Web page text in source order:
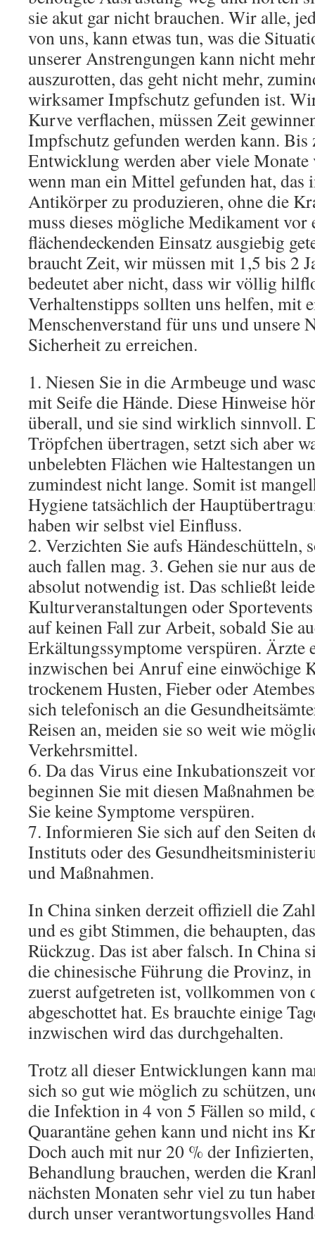
sie akut gar nicht brauchen. Wir alle,
von uns, kann etwas tun, was die
unserer Anstrengungen kann nicht
auszurotten, das geht nicht mehr,
wirksamer Impfschutz gefunden ist.
Kurve verflachen, müssen Zeit
Impfschutz gefunden werden kann. Bis
Entwicklung werden aber viele Monate
wenn man ein Mittel gefunden hat, das
Antikörper zu produzieren, ohne die
muss dieses mögliche Medikament vor
flächendeckenden Einsatz ausgiebig
braucht Zeit, wir müssen mit 1,5 bis 2
bedeutet aber nicht, dass wir völlig
Verhaltenstipps sollten uns helfen, mit
Menschenverstand für uns und unsere
Sicherheit zu erreichen.
1. Niesen Sie in die Armbeuge und
mit Seife die Hände. Diese Hinweise
überall, und sie sind wirklich sinnvoll.
Tröpfchen übertragen, setzt sich aber
unbelebten Flächen wie Haltestangen
zumindest nicht lange. Somit ist
Hygiene tatsächlich der
haben wir selbst viel Einfluss.
2. Verzichten Sie aufs Händeschütteln,
auch fallen mag. 3. Gehen sie nur aus
absolut notwendig ist. Das schließt
Kulturveranstaltungen oder
auf keinen Fall zur Arbeit, sobald Sie
Erkältungssymptome verspüren. Ärzte
inzwischen bei Anruf eine einwöchige
trockenem Husten, Fieber oder
sich telefonisch an die
Reisen an, meiden sie so weit wie
Verkehrsmittel.
6. Da das Virus eine Inkubationszeit
beginnen Sie mit diesen Maßnahmen
Sie keine Symptome verspüren.
7. Informieren Sie sich auf den Seiten
Instituts oder des
und Maßnahmen.
In China sinken derzeit offiziell die
und es gibt Stimmen, die behaupten,
Rückzug. Das ist aber falsch. In China
die chinesische Führung die Provinz,
zuerst aufgetreten ist, vollkommen von
abgeschottet hat. Es brauchte einige
inzwischen wird das durchgehalten.
Trotz all dieser Entwicklungen kann
sich so gut wie möglich zu schützen,
die Infektion in 4 von 5 Fällen so mild,
Quarantäne gehen kann und nicht ins
Doch auch mit nur 20 % der
Behandlung brauchen, werden die
nächsten Monaten sehr viel zu tun
durch unser verantwortungsvolles